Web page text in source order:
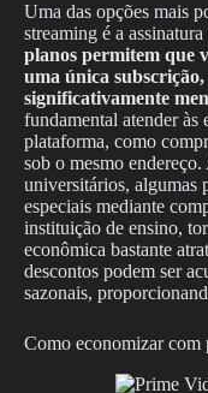
Uma das opções mais
streaming é a
planos permitem que
uma única
significativamente
fundamental atender às
plataforma, como
sob o mesmo
universitários, algumas
especiais mediante
instituição de ensino,
econômica bastante
descontos podem ser
sazonais,
Como economizar com